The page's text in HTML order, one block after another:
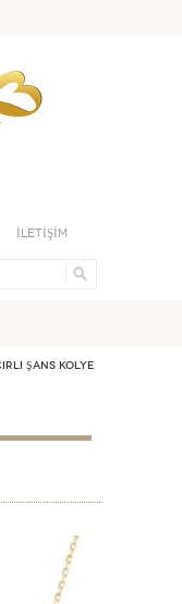
İLETİŞİM
Şans Kolye